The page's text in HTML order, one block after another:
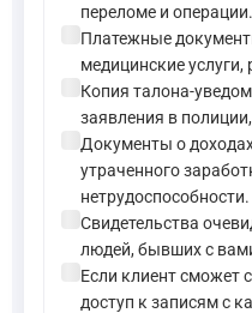
переломе и операции.
check_circleПлатежные
медицинские
check_circleКопия талона-
заявления в
check_circleДокументы о
утраченного
нетрудоспособности.
check_circleСвидетельства
людей, бывших с
check_circleЕсли клиент сможет
доступ к записям с